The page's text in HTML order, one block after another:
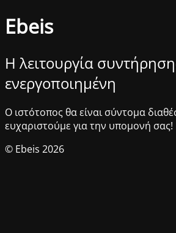
Ebeis
Η λειτουργία
ενεργοποιημένη
Ο ιστότοπος θα είναι σύντομα
ευχαριστούμε για την υπομονή σας!
© Ebeis 2026